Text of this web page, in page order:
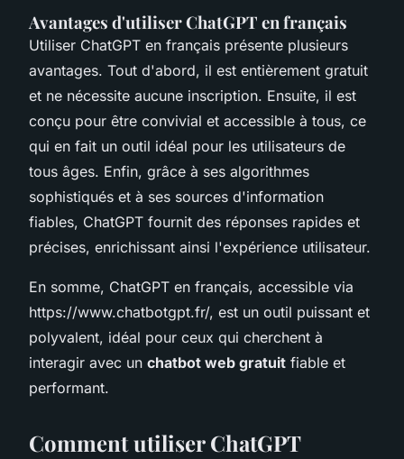
Avantages d'utiliser ChatGPT en français
Utiliser ChatGPT en français présente plusieurs
avantages. Tout d'abord, il est entièrement gratuit
et ne nécessite aucune inscription. Ensuite, il est
conçu pour être convivial et accessible à tous, ce
qui en fait un outil idéal pour les utilisateurs de
tous âges. Enfin, grâce à ses algorithmes
sophistiqués et à ses sources d'information
fiables, ChatGPT fournit des réponses rapides et
précises, enrichissant ainsi l'expérience utilisateur.
En somme, ChatGPT en français, accessible via
https://www.chatbotgpt.fr/, est un outil puissant et
polyvalent, idéal pour ceux qui cherchent à
interagir avec un chatbot web gratuit fiable et
performant.
Comment utiliser ChatGPT